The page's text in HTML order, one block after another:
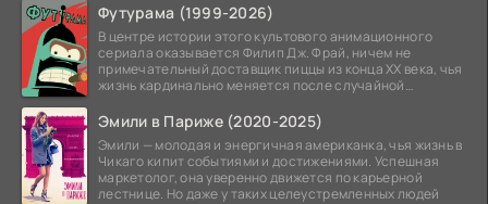
Футурама (1999-2026)
В центре истории этого культового анимационного
сериала оказывается Филип Дж. Фрай, ничем не
примечательный доставщик пиццы из конца XX века, чья
жизнь кардинально меняется после случайной
Эмили в Париже (2020-2025)
Эмили — молодая и энергичная американка, чья жизнь в
Чикаго кипит событиями и достижениями. Успешная
маркетолог, она уверенно движется по карьерной
лестнице. Но даже у таких целеустремленных людей